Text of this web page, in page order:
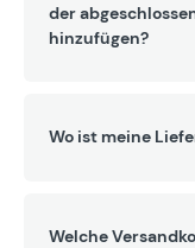
der
hinzufügen?
Wo ist meine
Welche